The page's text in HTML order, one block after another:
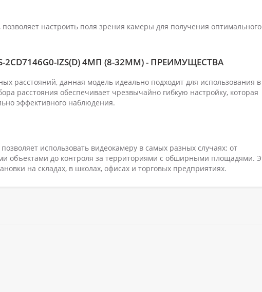
настроить поля зрения камеры для получения оптимального
2CD7146G0-IZS(D) 4МП (8-32ММ) - ПРЕИМУЩЕСТВА
расстояний, данная модель идеально подходит для использования в
расстояния обеспечивает чрезвычайно гибкую настройку, которая
эффективного наблюдения.
использовать видеокамеру в самых разных случаях: от
объектами до контроля за территориями с обширными площадями.
на складах, в школах, офисах и торговых предприятиях.